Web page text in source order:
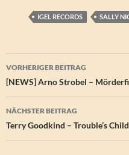
IGEL RECORDS SALLY
Beitragsnavigation
VORHERIGER BEITRAG
[NEWS] Arno Strobel –
NÄCHSTER BEITRAG
Terry Goodkind – Trouble’s